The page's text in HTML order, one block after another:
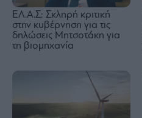
ΕΛ.Α.Σ: Σκληρή κριτική
στην κυβέρνηση για τις
δηλώσεις Μητσοτάκη για
τη βιομηχανία